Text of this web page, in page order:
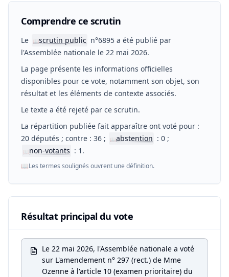
Comprendre ce scrutin
Le 📖scrutin public n°6895 a été publié par
l'Assemblée nationale le 22 mai 2026.
La page présente les informations officielles
disponibles pour ce vote, notamment son objet, son
résultat et les éléments de contexte associés.
Le texte a été rejeté par ce scrutin.
La répartition publiée fait apparaître ont voté pour :
20 députés ; contre : 36 ;
📖abstention : 0 ;
📖non-votants : 1.
📖Les termes soulignés ouvrent une définition.
Résultat principal du vote
Le 22 mai 2026, l'Assemblée nationale a voté
sur L'amendement n° 297 (rect.) de Mme
Ozenne à l'article 10 (examen prioritaire) du